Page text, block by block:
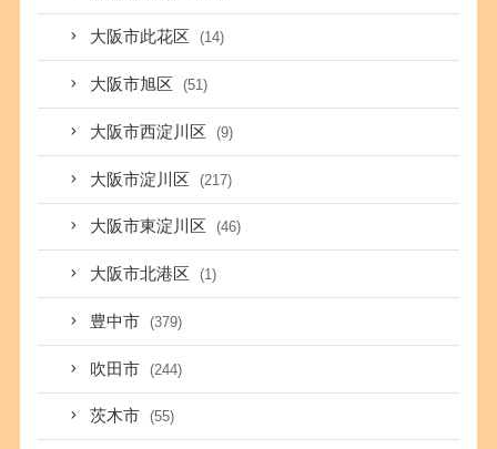
大阪市此花区 (14)
大阪市旭区 (51)
大阪市西淀川区 (9)
大阪市淀川区 (217)
大阪市東淀川区 (46)
大阪市北港区 (1)
豊中市 (379)
吹田市 (244)
茨木市 (55)